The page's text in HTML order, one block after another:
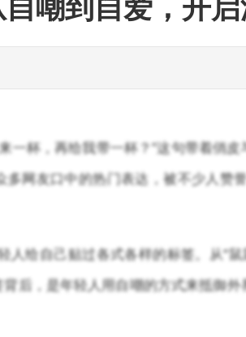
一杯，再给我带一杯？”这句带着俏
网友口中的热门表达，被不少人赞
给自己贴过各式各样的标签。从“鼠
背后，是年轻人用自嘲的方式来抵御